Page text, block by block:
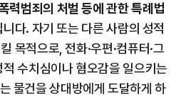
력범죄의 처벌 등에 관한 특례법
다. 자기 또는 다른 사람의 성적
목적으로, 전화·우편·컴퓨터·그
수치심이나 혐오감을 일으키는
물건을 상대방에게 도달하게 하